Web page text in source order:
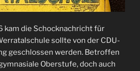
kam die Schocknachricht für
sollte von der CDU-
geschlossen werden. Betroffen
Oberstufe, doch auch